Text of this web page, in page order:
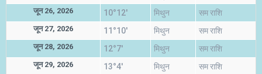
जून 26, 2026 10°12' मिथुन सम राशि
जून 27, 2026 11°10' मिथुन सम राशि
जून 28, 2026 12°7' मिथुन सम राशि
जून 29, 2026 13°4' मिथुन सम राशि